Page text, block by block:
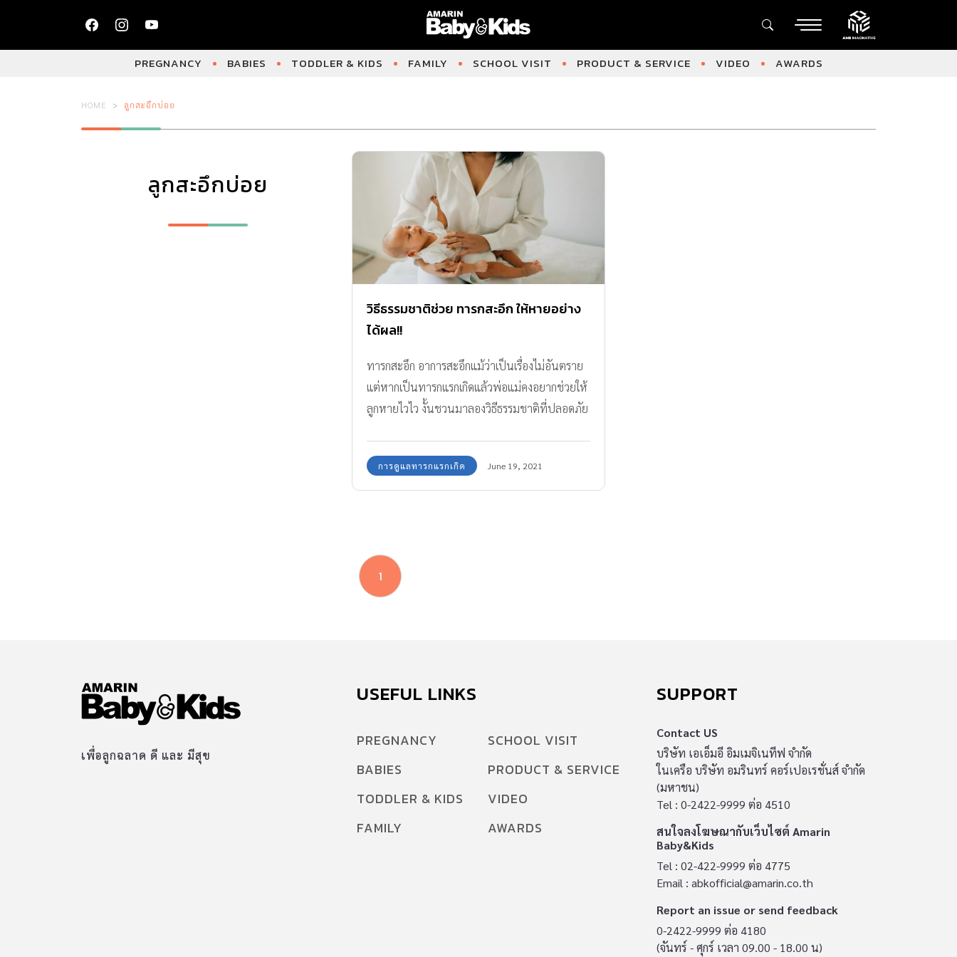
PREGNANCY BABIES TODDLER & KIDS FAMILY SCHOOL VISIT PRODUCT & SERVICE VIDEO AWARDS
HOME ลูกสะอึกบ่อย
ลูกสะอึกบ่อย
วิธีธรรมชาติช่วย ทารกสะอึก ให้หายอย่าง
ได้ผล!!
ทารกสะอึก อาการสะอึกแม้ว่าเป็นเรื่องไม่อันตราย
แต่หากเป็นทารกแรกเกิดแล้วพ่อแม่คงอยากช่วยให้
ลูกหายไวไว งั้นชวนมาลองวิธีธรรมชาติที่ปลอดภัย
การดูแลทารกแรกเกิด June 19, 2021
1
เพื่อลูกฉลาด ดี และ มีสุข
USEFUL LINKS
PREGNANCY
BABIES
TODDLER & KIDS
FAMILY
SCHOOL VISIT
PRODUCT & SERVICE
VIDEO
AWARDS
SUPPORT
Contact US
บริษัท เอเอ็มอี อิมเมจิเนทีฟ จำกัด
ในเครือ บริษัท อมรินทร์ คอร์เปอเรชั่นส์ จำกัด
(มหาชน)
Tel : 0-2422-9999 ต่อ 4510
สนใจลงโฆษณากับเว็บไซต์ Amarin
Baby&Kids
Tel : 02-422-9999 ต่อ 4775
Email : abkofficial@amarin.co.th
Report an issue or send feedback
0-2422-9999 ต่อ 4180
(จันทร์ - ศุกร์ เวลา 09.00 - 18.00 น)